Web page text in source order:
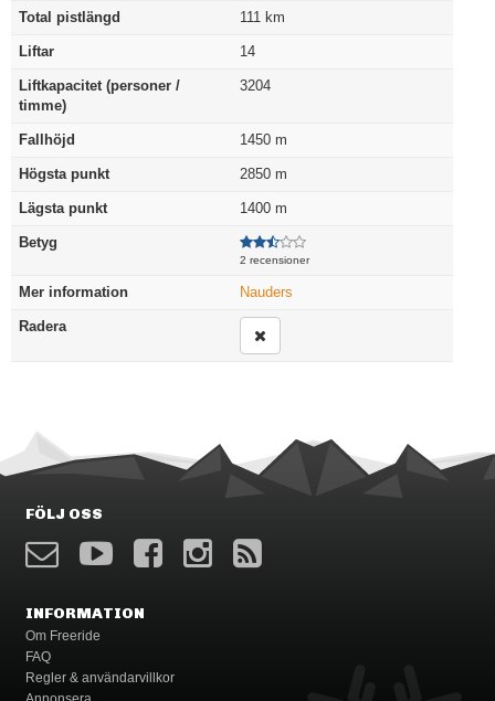
Total pistlängd 111 km
Liftar 14
Liftkapacitet (personer /
timme)
3204
Fallhöjd 1450 m
Högsta punkt 2850 m
Lägsta punkt 1400 m
Betyg
2 recensioner
Mer information Nauders
Radera
FÖLJ OSS
INFORMATION
Om Freeride
FAQ
Regler & användarvillkor